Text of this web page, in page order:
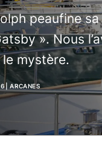
peaufine
». Nous
le mystère.
|ARCANES